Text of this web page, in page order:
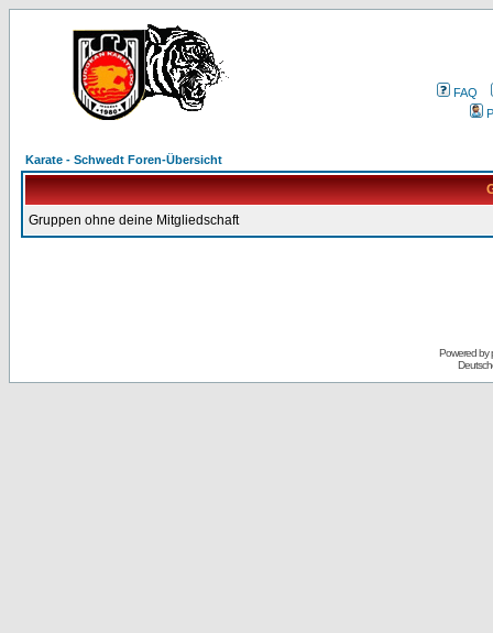
FAQ
Karate - Schwedt Foren-Übersicht
Gruppen ohne deine Mitgliedschaft
Powered by